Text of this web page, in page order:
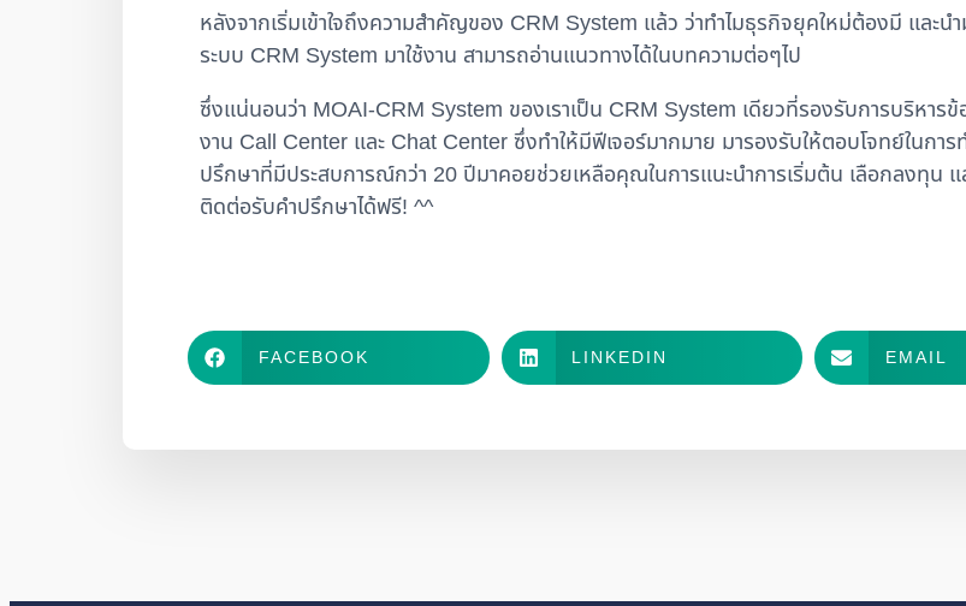
หลังจากเริ่มเข้าใจถึงความสำคัญของ CRM System แล้ว ว่าทำไมธุรกิจยุคใหม่ต้องมี และน
ระบบ CRM System มาใช้งาน สามารถอ่านแนวทางได้ในบทความต่อๆไป
ซึ่งแน่นอนว่า MOAI-CRM System ของเราเป็น CRM System เดียวที่รองรับการบริหาร
งาน Call Center และ Chat Center ซึ่งทำให้มีฟีเจอร์มากมาย มารองรับให้ตอบโจทย์ในกา
ปรึกษาที่มีประสบการณ์กว่า 20 ปีมาคอยช่วยเหลือคุณในการแนะนำการเริ่มต้น เลือกลงทุน
ติดต่อรับคำปรึกษาได้ฟรี! ^^
FACEBOOK LINKEDIN EMAIL